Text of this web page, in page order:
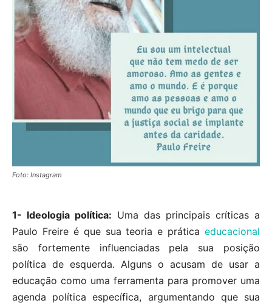
Foto: Instagram
1- Ideologia política: Uma das principais críticas a
Paulo Freire é que sua teoria e prática educacional
são fortemente influenciadas pela sua posição
política de esquerda. Alguns o acusam de usar a
educação como uma ferramenta para promover uma
agenda política específica, argumentando que sua